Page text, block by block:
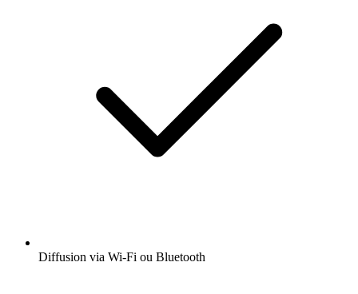
Diffusion via Wi-Fi ou Bluetooth